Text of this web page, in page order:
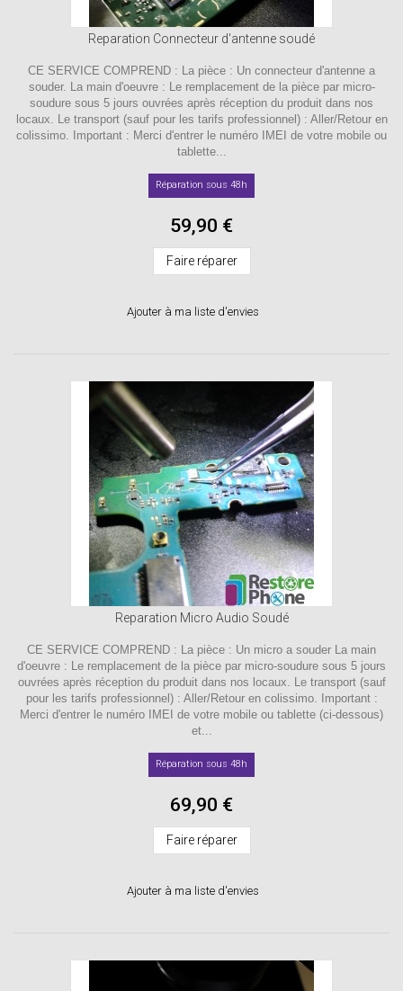
Reparation Connecteur d'antenne soudé
CE SERVICE COMPREND : La pièce : Un connecteur d'antenne a
souder. La main d'oeuvre : Le remplacement de la pièce par micro-
soudure sous 5 jours ouvrées après réception du produit dans nos
locaux. Le transport (sauf pour les tarifs professionnel) : Aller/Retour en
colissimo. Important : Merci d'entrer le numéro IMEI de votre mobile ou
tablette...
Réparation sous 48h
59,90 €
Faire réparer
Ajouter à ma liste d'envies
Reparation Micro Audio Soudé
CE SERVICE COMPREND : La pièce : Un micro a souder La main
d'oeuvre : Le remplacement de la pièce par micro-soudure sous 5 jours
ouvrées après réception du produit dans nos locaux. Le transport (sauf
pour les tarifs professionnel) : Aller/Retour en colissimo. Important :
Merci d'entrer le numéro IMEI de votre mobile ou tablette (ci-dessous)
et...
Réparation sous 48h
69,90 €
Faire réparer
Ajouter à ma liste d'envies